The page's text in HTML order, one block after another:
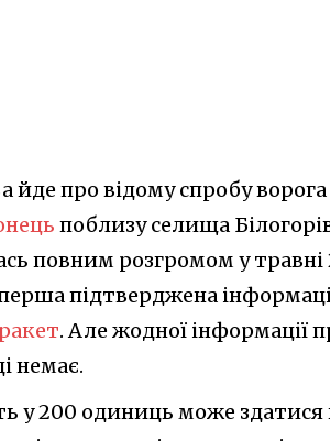
про відому спробу
поблизу селища
повним розгромом у травні
підтверджена
. Але жодної інформації
немає.
у 200 одиниць може